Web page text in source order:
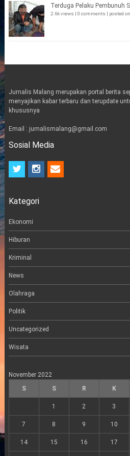
Terduga Pelaku Pembunuh
2.6k views | 0 comments | posted
Jurnalis Malang merupakan portal berita
menyajikan kabar terbaru dan terupdate
khususnya
Email : jurnalismalang@gmail.com
Sosial Media
t
t
r
i
n
a
e
m
Kategori
Ekonomi
Hiburan
Kriminal
News
Olahraga
Politik
Uncategorized
Wisata
November 2022
S
S R K
1 2 3
7 8 9 10
14 15 16 17